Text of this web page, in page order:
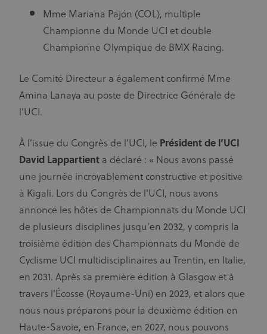
Mme Mariana Pajón (COL), multiple
Championne du Monde UCI et double
Championne Olympique de BMX Racing.
Le Comité Directeur a également confirmé Mme
Amina Lanaya au poste de Directrice Générale de
l’UCI.
À l’issue du Congrès de l’UCI, le Président de l’UCI
David Lappartient a déclaré : « Nous avons passé
une journée incroyablement constructive et positive
à Kigali. Lors du Congrès de l'UCI, nous avons
annoncé les hôtes de Championnats du Monde UCI
de plusieurs disciplines jusqu'en 2032, y compris la
troisième édition des Championnats du Monde de
Cyclisme UCI multidisciplinaires au Trentin, en Italie,
en 2031. Après sa première édition à Glasgow et à
travers l'Écosse (Royaume-Uni) en 2023, et alors que
nous nous préparons pour la deuxième édition en
Haute-Savoie, en France, en 2027, nous pouvons